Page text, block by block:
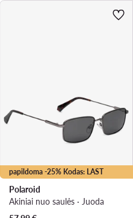
papildoma -25% Kodas: LAST
Polaroid
Akiniai nuo saulės · Juoda